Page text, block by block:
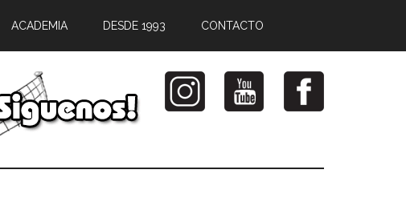
ACADEMIA DESDE 1993 CONTACTO